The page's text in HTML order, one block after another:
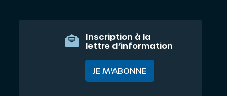
Inscription à la
lettre d’information
JE M'ABONNE